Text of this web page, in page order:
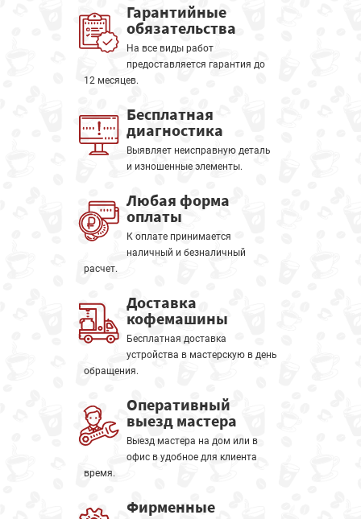
Гарантийные
обязательства
На все виды работ
предоставляется гарантия до
12 месяцев.
Бесплатная
диагностика
Выявляет неисправную деталь
и изношенные элементы.
Любая форма
оплаты
К оплате принимается
наличный и безналичный
расчет.
Доставка
кофемашины
Бесплатная доставка
устройства в мастерскую в день
обращения.
Оперативный
выезд мастера
Выезд мастера на дом или в
офис в удобное для клиента
время.
Фирменные